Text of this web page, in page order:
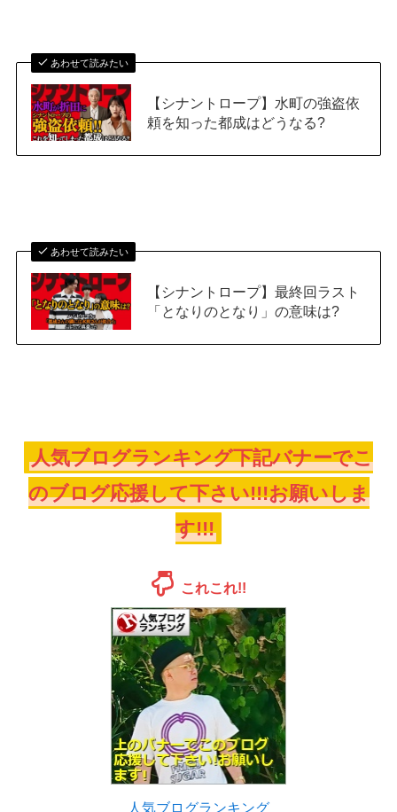
あわせて読みたい
【シナントロープ】水町の強盗依
頼を知った都成はどうなる?
あわせて読みたい
【シナントロープ】最終回ラスト
「となりのとなり」の意味は?
人気ブログランキング下記バナーでこ
のブログ応援して下さい!!!お願いしま
す!!!
これこれ!!
人気ブログランキング